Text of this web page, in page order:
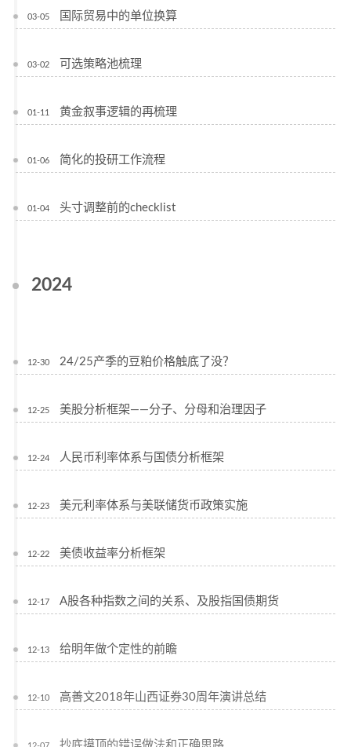
03-05 国际贸易中的单位换算
03-02 可选策略池梳理
01-11 黄金叙事逻辑的再梳理
01-06 简化的投研工作流程
01-04 头寸调整前的checklist
2024
12-30 24/25产季的豆粕价格触底了没？
12-25 美股分析框架——分子、分母和治理因子
12-24 人民币利率体系与国债分析框架
12-23 美元利率体系与美联储货币政策实施
12-22 美债收益率分析框架
12-17 A股各种指数之间的关系、及股指国债期货
12-13 给明年做个定性的前瞻
12-10 高善文2018年山西证券30周年演讲总结